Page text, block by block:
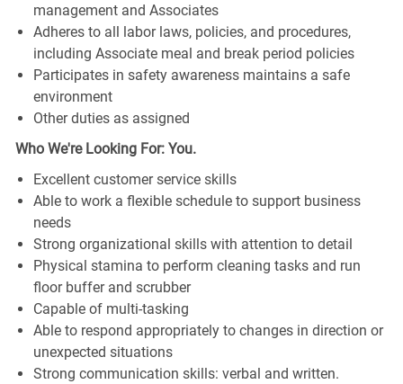
management and Associates
Adheres to all labor laws, policies, and procedures,
including Associate meal and break period policies
Participates in safety awareness maintains a safe
environment
Other duties as assigned
Who We're Looking For: You.
Excellent customer service skills
Able to work a flexible schedule to support business
needs
Strong organizational skills with attention to detail
Physical stamina to perform cleaning tasks and run
floor buffer and scrubber
Capable of multi-tasking
Able to respond appropriately to changes in direction or
unexpected situations
Strong communication skills: verbal and written.